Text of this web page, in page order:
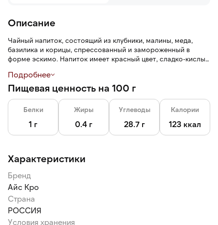
Описание
Чайный напиток, состоящий из клубники, малины, меда,
базилика и корицы, спрессованный и замороженный в
форме эскимо. Напиток имеет красный цвет, сладко-кислый
Консистенция слегка густая с вкраплениями размягченных
ягод, листьями базилика.
Подробнее
Пищевая ценность на 100 г
Белки
1 г
Жиры
0.4 г
Углеводы
28.7 г
Калории
123 ккал
Характеристики
Бренд
Айс Кро
Страна
РОССИЯ
Условия хранения